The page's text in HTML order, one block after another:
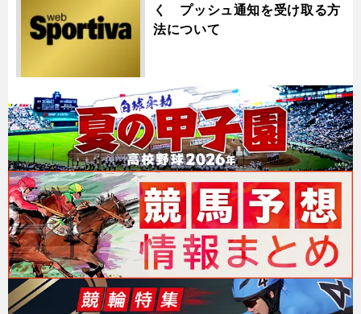
く プッシュ通知を受け取る方
法について